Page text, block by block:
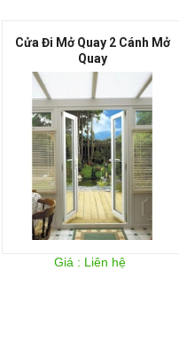
Cửa Đi Mở Quay 2 Cánh Mở
Quay
Giá : Liên hệ